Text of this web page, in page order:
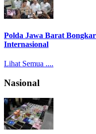
Polda Jawa Barat
Internasional
Lihat Semua ....
Nasional